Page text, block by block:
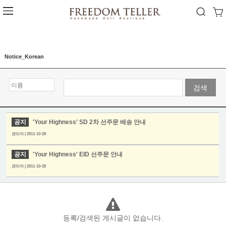
Notice_Korean
검색
공지 'Your Highness' SD 2차 선주문 배송 안내
관리자 | 2011-10-28
공지 'Your Highness' EID 선주문 안내
관리자 | 2011-10-28
등록/검색된 게시글이 없습니다.